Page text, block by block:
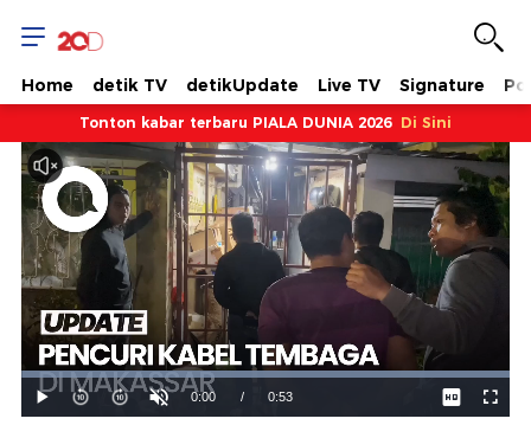
Home detik TV detikUpdate Live TV Signature
Tonton kabar terbaru PIALA DUNIA 2026 Di Sini
Mainkan
Suara
Hidup
Waktu
0:00 / Durasi
0:53
Dimuat:
100.00%